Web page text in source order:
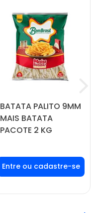
BATATA PALITO 9MM
MAIS BATATA
PACOTE 2 KG
Faça seu login ou
cadastre-se para
ver preços e